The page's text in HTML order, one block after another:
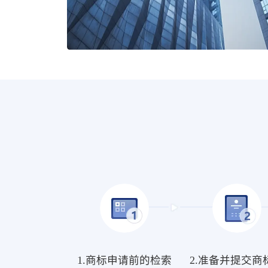
1.商标申请前的检索 2.准备并提交商